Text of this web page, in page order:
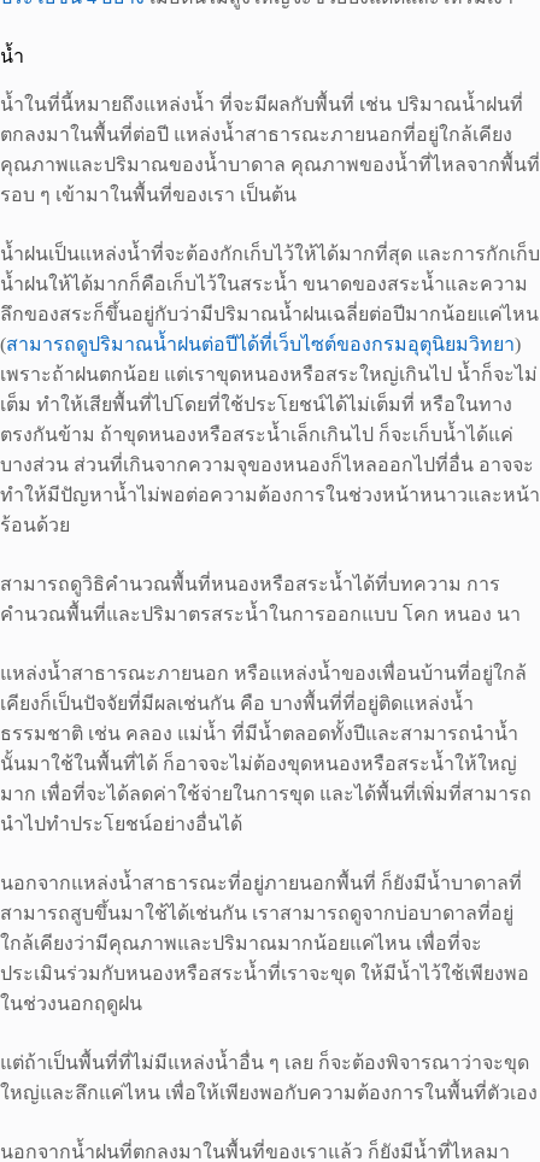
น้ำ
น้ำในที่นี้หมายถึงแหล่งน้ำ ที่จะมีผลกับพื้นที่ เช่น ปริมาณน้ำฝนที่
ตกลงมาในพื้นที่ต่อปี แหล่งน้ำสาธารณะภายนอกที่อยู่ใกล้เคียง
คุณภาพและปริมาณของน้ำบาดาล คุณภาพของน้ำที่ไหลจากพื้นที่
รอบ ๆ เข้ามาในพื้นที่ของเรา เป็นต้น
น้ำฝนเป็นแหล่งน้ำที่จะต้องกักเก็บไว้ให้ได้มากที่สุด และการกักเก็บ
น้ำฝนให้ได้มากก็คือเก็บไว้ในสระน้ำ ขนาดของสระน้ำและความ
ลึกของสระก็ขึ้นอยู่กับว่ามีปริมาณน้ำฝนเฉลี่ยต่อปีมากน้อยแค่ไหน
(สามารถดูปริมาณน้ำฝนต่อปีได้ที่เว็บไซต์ของกรมอุตุนิยมวิทยา)
เพราะถ้าฝนตกน้อย แต่เราขุดหนองหรือสระใหญ่เกินไป น้ำก็จะไม่
เต็ม ทำให้เสียพื้นที่ไปโดยที่ใช้ประโยชน์ได้ไม่เต็มที่ หรือในทาง
ตรงกันข้าม ถ้าขุดหนองหรือสระน้ำเล็กเกินไป ก็จะเก็บน้ำได้แค่
บางส่วน ส่วนที่เกินจากความจุของหนองก็ไหลออกไปที่อื่น อาจจะ
ทำให้มีปัญหาน้ำไม่พอต่อความต้องการในช่วงหน้าหนาวและหน้า
ร้อนด้วย
สามารถดูวิธิคำนวณพื้นที่หนองหรือสระน้ำได้ที่บทความ การ
คำนวณพื้นที่และปริมาตรสระน้ำในการออกแบบ โคก หนอง นา
แหล่งน้ำสาธารณะภายนอก หรือแหล่งน้ำของเพื่อนบ้านที่อยู่ใกล้
เคียงก็เป็นปัจจัยที่มีผลเช่นกัน คือ บางพื้นที่ที่อยู่ติดแหล่งน้ำ
ธรรมชาติ เช่น คลอง แม่น้ำ ที่มีน้ำตลอดทั้งปีและสามารถนำน้ำ
นั้นมาใช้ในพื้นที่ได้ ก็อาจจะไม่ต้องขุดหนองหรือสระน้ำให้ใหญ่
มาก เพื่อที่จะได้ลดค่าใช้จ่ายในการขุด และได้พื้นที่เพิ่มที่สามารถ
นำไปทำประโยชน์อย่างอื่นได้
นอกจากแหล่งน้ำสาธารณะที่อยู่ภายนอกพื้นที่ ก็ยังมีน้ำบาดาลที่
สามารถสูบขึ้นมาใช้ได้เช่นกัน เราสามารถดูจากบ่อบาดาลที่อยู่
ใกล้เคียงว่ามีคุณภาพและปริมาณมากน้อยแค่ไหน เพื่อที่จะ
ประเมินร่วมกับหนองหรือสระน้ำที่เราจะขุด ให้มีน้ำไว้ใช้เพียงพอ
ในช่วงนอกฤดูฝน
แต่ถ้าเป็นพื้นที่ที่ไม่มีแหล่งน้ำอื่น ๆ เลย ก็จะต้องพิจารณาว่าจะขุด
ใหญ่และลึกแค่ไหน เพื่อให้เพียงพอกับความต้องการในพื้นที่ตัวเอง
นอกจากน้ำฝนที่ตกลงมาในพื้นที่ของเราแล้ว ก็ยังมีน้ำที่ไหลมา